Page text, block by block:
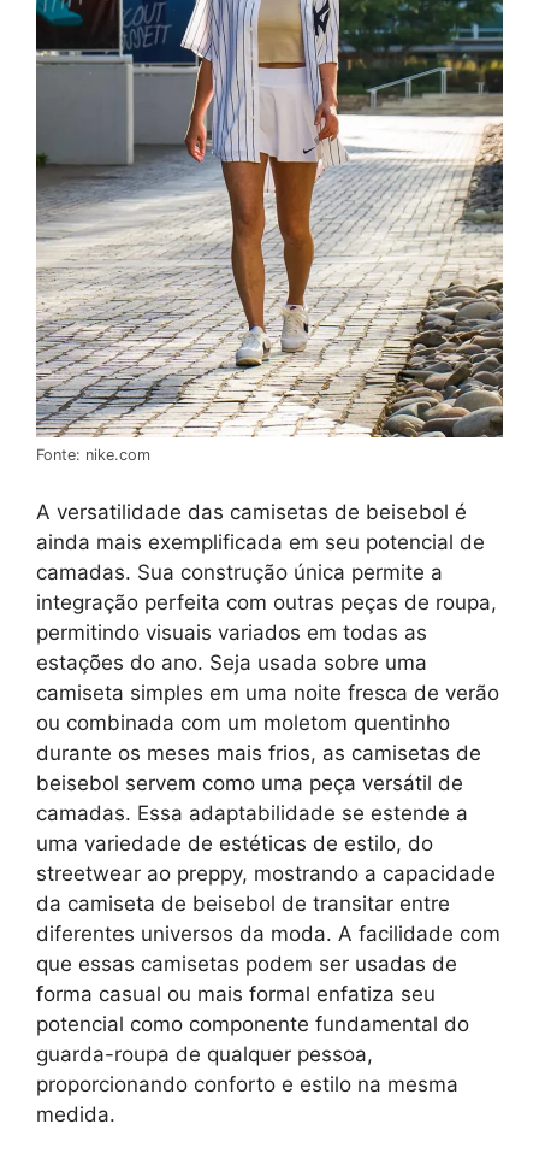
Fonte: nike.com
A versatilidade das camisetas de beisebol é
ainda mais exemplificada em seu potencial de
camadas. Sua construção única permite a
integração perfeita com outras peças de roupa,
permitindo visuais variados em todas as
estações do ano. Seja usada sobre uma
camiseta simples em uma noite fresca de verão
ou combinada com um moletom quentinho
durante os meses mais frios, as camisetas de
beisebol servem como uma peça versátil de
camadas. Essa adaptabilidade se estende a
uma variedade de estéticas de estilo, do
streetwear ao preppy, mostrando a capacidade
da camiseta de beisebol de transitar entre
diferentes universos da moda. A facilidade com
que essas camisetas podem ser usadas de
forma casual ou mais formal enfatiza seu
potencial como componente fundamental do
guarda-roupa de qualquer pessoa,
proporcionando conforto e estilo na mesma
medida.